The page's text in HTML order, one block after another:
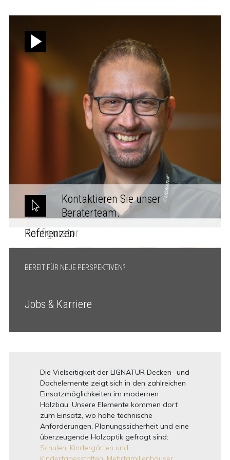
Kontaktieren Sie unser
Beraterteam.
Konfigurator
Referenzen
BEREIT FÜR NEUE PERSPEKTIVEN?
Jobs & Karriere
Die Vielseitigkeit der LIGNATUR Decken- und
Dachelemente zeigt sich in den zahlreichen
Einsatzmöglichkeiten im modernen
Holzbau. Unsere Elemente kommen dort
zum Einsatz, wo hohe technische
Anforderungen, Planungssicherheit und eine
überzeugende Holzoptik gefragt sind:
Schulen, Kindergärten und